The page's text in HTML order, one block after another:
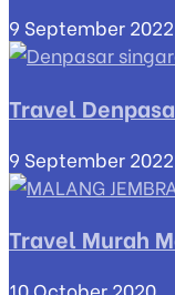
9 September 2022
Travel
9 September 2022
Travel Murah